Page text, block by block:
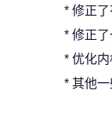
* 修正
* 修正了
* 优化内
* 其他一